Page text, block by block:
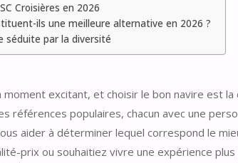
Croisières en 2026
ils une meilleure alternative en 2026 ?
séduite par la diversité
excitant, et choisir le bon navire est la
références populaires, chacun avec une
aider à déterminer lequel correspond le
prix ou souhaitiez vivre une expérience